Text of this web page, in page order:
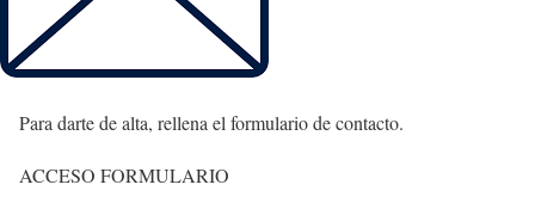
Para darte de alta, rellena el formulario de contacto.
ACCESO FORMULARIO